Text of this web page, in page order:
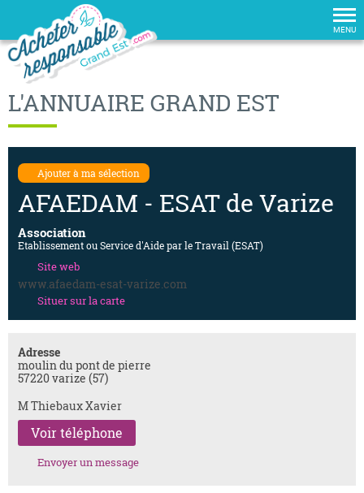
MENU
L'ANNUAIRE GRAND EST
Ajouter à ma sélection
AFAEDAM - ESAT de Varize
Association
Etablissement ou Service d'Aide par le Travail (ESAT)
Site web
www.afaedam-esat-varize.com
Situer sur la carte
Adresse
moulin du pont de pierre
57220 varize (57)
M Thiebaux Xavier
Voir téléphone
Envoyer un message